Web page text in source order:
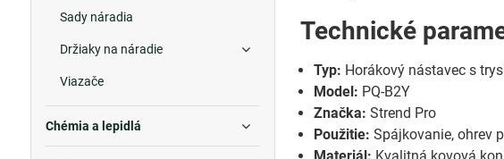
Technické
Typ: Horákový nástavec s
Model: PQ-B2Y
Značka: Strend Pro
Použitie: Spájkovanie, ohrev
Sady náradia
Držiaky na náradie
Viazače
Chémia a lepidlá